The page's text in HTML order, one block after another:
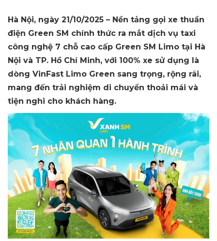
Hà Nội, ngày 21/10/2025 – Nền tảng gọi xe thuần
điện Green SM chính thức ra mắt dịch vụ taxi
công nghệ 7 chỗ cao cấp Green SM Limo tại Hà
Nội và TP. Hồ Chí Minh, với 100% xe sử dụng là
dòng VinFast Limo Green sang trọng, rộng rãi,
mang đến trải nghiệm di chuyển thoải mái và
tiện nghi cho khách hàng.